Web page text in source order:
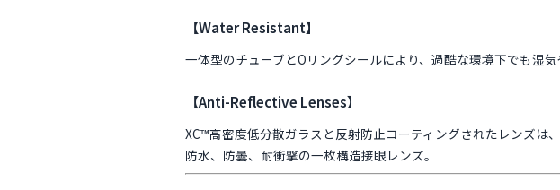
【Water Resistant】
一体型のチューブとOリングシールにより、過酷な環境下でも湿
【Anti-Reflective Lenses】
XC™高密度低分散ガラスと反射防止コーティングされたレンズは
防水、防曇、耐衝撃の一枚構造接眼レンズ。